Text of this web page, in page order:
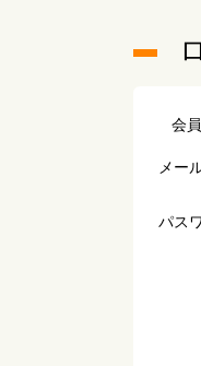
会
メー
パス